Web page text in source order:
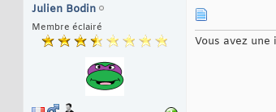
Julien Bodin
Membre éclairé
Vous avez